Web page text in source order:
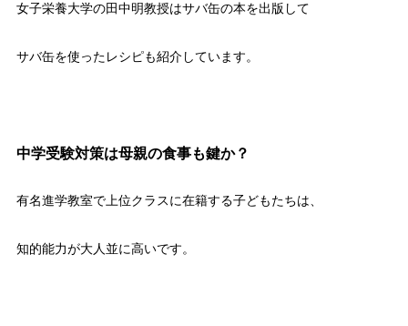
女子栄養大学の田中明教授はサバ缶の本を出版して
サバ缶を使ったレシピも紹介しています。
中学受験対策は母親の食事も鍵か？
有名進学教室で上位クラスに在籍する子どもたちは、
知的能力が大人並に高いです。